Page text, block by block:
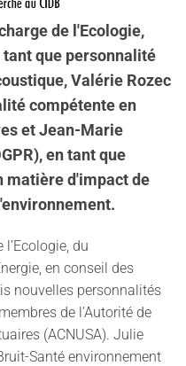
de l'Ecologie,
que personnalité
Valérie Rozec
compétente en
et Jean-Marie
en tant que
matière d'impact de
du
en conseil des
nouvelles personnalités
de l’Autorité de
(ACNUSA). Julie
Santé environnement